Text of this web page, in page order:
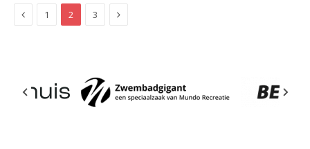
Previous
1 2 3 Next